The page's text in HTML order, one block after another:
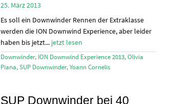
25. März 2013
Es soll ein Downwinder Rennen der Extraklasse
werden die ION Downwind Experience, aber leider
haben bis jetzt... jetzt lesen
Downwinder, ION Downwind Experience 2013, Olivia
Piana, SUP Downwinder, Yoann Cornelis
SUP Downwinder bei 40